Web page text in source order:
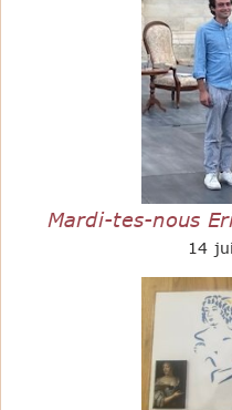
Mardi-tes-nous
14